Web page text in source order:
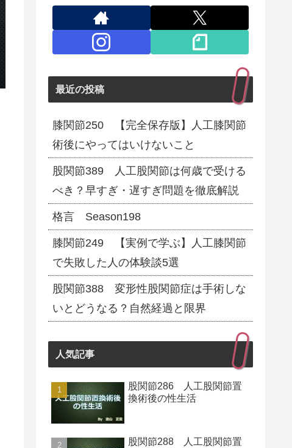
最近の投稿
膝関節250 【完全保存版】人工膝関節
術後にやってはいけないこと
股関節389 人工股関節は何歳で受ける
べき？早すぎ・遅すぎ問題を徹底解説
格言 Season198
膝関節249 【実例で学ぶ】人工膝関節
で失敗した人の体験談5選
股関節388 変形性股関節症は手術しな
いとどうなる？自然経過と限界
人気記事
股関節286 人工股関節置
換術後の性生活
股関節288 人工股関節置